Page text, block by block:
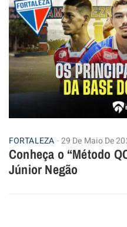
FORTALEZA 29 De Maio De
Conheça o “Método
Júnior Negão